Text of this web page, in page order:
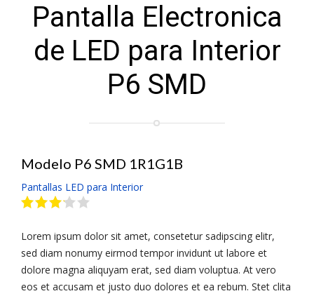
Pantalla Electronica
de LED para Interior
P6 SMD
Modelo P6 SMD 1R1G1B
Pantallas LED para Interior
Lorem ipsum dolor sit amet, consetetur sadipscing elitr,
sed diam nonumy eirmod tempor invidunt ut labore et
dolore magna aliquyam erat, sed diam voluptua. At vero
eos et accusam et justo duo dolores et ea rebum. Stet clita